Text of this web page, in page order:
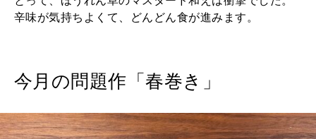
辛味が気持ちよくて、どんどん食が進みます。
今月の問題作「春巻き」